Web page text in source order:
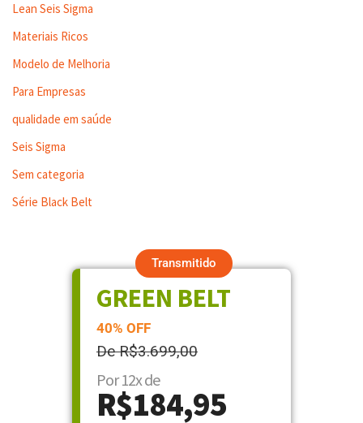
Lean Seis Sigma
Materiais Ricos
Modelo de Melhoria
Para Empresas
qualidade em saúde
Seis Sigma
Sem categoria
Série Black Belt
Transmitido
GREEN BELT
40% OFF
De R$3.699,00
Por 12x de
R$184,95